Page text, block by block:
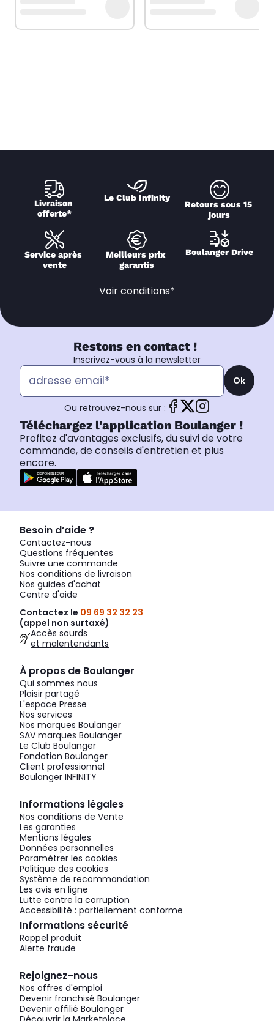
Livraison
offerte*
Le Club Infinity
Retours sous 15
jours
Service après
vente
Meilleurs prix
garantis
Boulanger Drive
Voir conditions*
Restons en contact !
Inscrivez-vous à la newsletter
Ok
Ou retrouvez-nous sur :
Téléchargez l'application Boulanger !
Profitez d'avantages exclusifs, du suivi de votre
commande, de conseils d'entretien et plus
encore.
Besoin d’aide ?
Contactez-nous
Questions fréquentes
Suivre une commande
Nos conditions de livraison
Nos guides d'achat
Centre d'aide
Contactez le 09 69 32 32 23
(appel non surtaxé)
Accès sourds
et malentendants
À propos de Boulanger
Qui sommes nous
Plaisir partagé
L'espace Presse
Nos services
Nos marques Boulanger
SAV marques Boulanger
Le Club Boulanger
Fondation Boulanger
Client professionnel
Boulanger INFINITY
Informations légales
Nos conditions de Vente
Les garanties
Mentions légales
Données personnelles
Paramétrer les cookies
Politique des cookies
Système de recommandation
Les avis en ligne
Lutte contre la corruption
Accessibilité : partiellement conforme
Informations sécurité
Rappel produit
Alerte fraude
Rejoignez-nous
Nos offres d'emploi
Devenir franchisé Boulanger
Devenir affilié Boulanger